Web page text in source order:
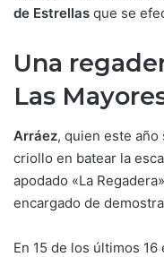
de Estrellas que se
Una
Las
Arráez, quien este
criollo en batear la
apodado «La
encargado de
En 15 de los últimos